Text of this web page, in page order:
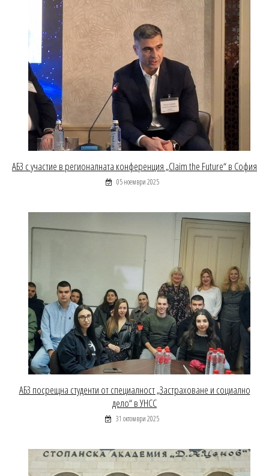
АБЗ с участие в регионалната конференция „Claim the Future“ в София
05 ноември 2025
АБЗ посрещна студенти от специалност „Застраховане и социално
дело“ в УНСС
31 октомври 2025